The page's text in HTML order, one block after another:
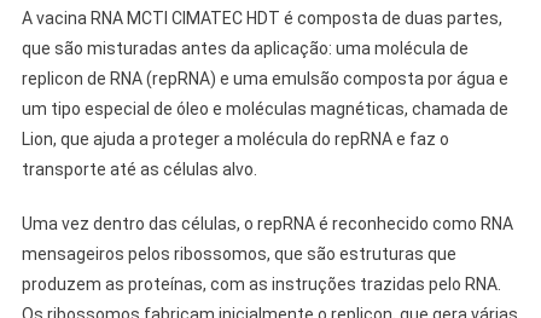
A vacina RNA MCTI CIMATEC HDT é composta de duas partes,
que são misturadas antes da aplicação: uma molécula de
replicon de RNA (repRNA) e uma emulsão composta por água e
um tipo especial de óleo e moléculas magnéticas, chamada de
Lion, que ajuda a proteger a molécula do repRNA e faz o
transporte até as células alvo.
Uma vez dentro das células, o repRNA é reconhecido como RNA
mensageiros pelos ribossomos, que são estruturas que
produzem as proteínas, com as instruções trazidas pelo RNA.